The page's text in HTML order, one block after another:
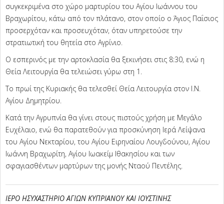
συγκεκριμένα στο χώρο μαρτυρίου του Αγίου Ιωάννου του
Βραχωρίτου, κάτω από τον πλάτανο, στον οποίο ο Άγιος Παΐσιος
προσερχόταν και προσευχόταν, όταν υπηρετούσε την
στρατιωτική του θητεία στο Αγρίνιο.
Ο εσπερινός με την αρτοκλασία θα ξεκινήσει στις 8:30, ενώ η
Θεία Λειτουργία θα τελειώσει γύρω στη 1.
Το πρωί της Κυριακής θα τελεσθεί Θεία Λειτουργία στον Ι.Ν.
Αγίου Δημητρίου.
Κατά την Αγρυπνία θα γίνει στους πιστούς χρήση με Μεγάλο
Ευχέλαιο, ενώ θα παρατεθούν για προσκύνηση Ιερά Λείψανα
του Αγίου Νεκταρίου, του Αγίου Ειρηναίου Λουγδούνου, Αγίου
Ιωάννη Βραχωρίτη, Αγίου Ιωακείμ Ιθακησίου και των
σφαγιασθέντων μαρτύρων της μονής Νταού Πεντέλης.
ΙΕΡΟ ΗΣΥΧΑΣΤΗΡΙΟ ΑΓΙΩΝ ΚΥΠΡΙΑΝΟΥ ΚΑΙ ΙΟΥΣΤΙΝΗΣ